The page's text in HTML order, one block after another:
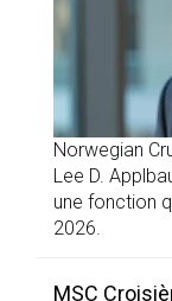
Norwegian
Lee D.
une fonction
2026.
MSC